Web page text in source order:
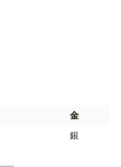
金
銀